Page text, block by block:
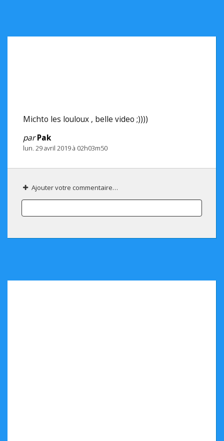
Michto les louloux , belle video ;))))
parPak
lun. 29 avril 2019 à 02h03m50
Ajouter votre commentaire…